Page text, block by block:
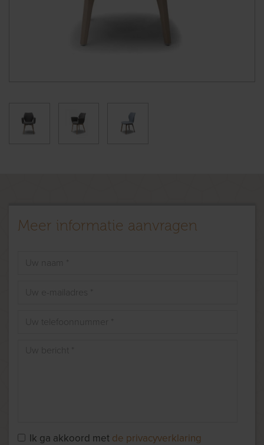
Meer informatie aanvragen
Ik ga akkoord met de privacyverklaring